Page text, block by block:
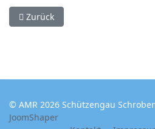
Vorheriger Beitrag: 425008
Zurück
© AMR 2026 Schützengau
JoomShaper